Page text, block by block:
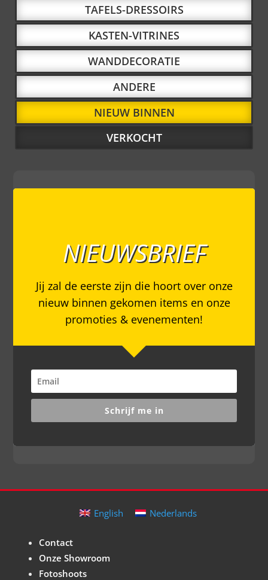
TAFELS-DRESSOIRS
KASTEN-VITRINES
WANDDECORATIE
ANDERE
NIEUW BINNEN
VERKOCHT
NIEUWSBRIEF
Jij zal de eerste zijn die hoort over onze
nieuw binnen gekomen items en onze
promoties & evenementen!
Schrijf me in
English Nederlands
Contact
Onze Showroom
Fotoshoots